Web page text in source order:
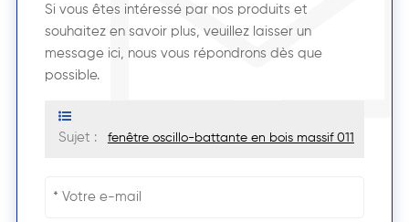
Si vous êtes intéressé par nos produits et
souhaitez en savoir plus, veuillez laisser un
message ici, nous vous répondrons dès que
possible.
Sujet : fenêtre oscillo-battante en bois massif 011